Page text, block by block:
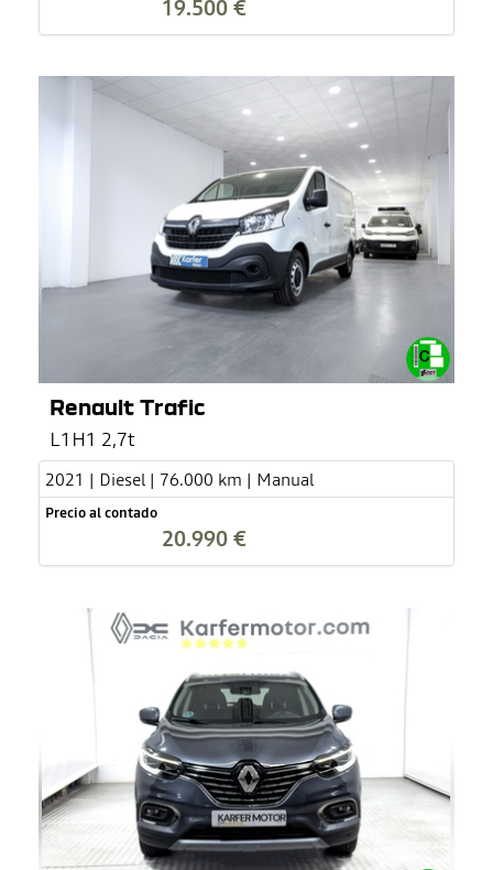
19.500 €
Renault Trafic
L1H1 2,7t
2021 | Diesel | 76.000 km | Manual
Precio al contado
20.990 €